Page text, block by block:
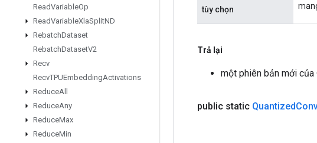
ReadVariableOp
ReadVariableXlaSplitND
RebatchDataset
RebatchDatasetV2
Recv
RecvTPUEmbeddingActivations
ReduceAll
ReduceAny
ReduceMax
ReduceMin
tùy chọn
Trả lại
một phiên bản mới
public static Quantized